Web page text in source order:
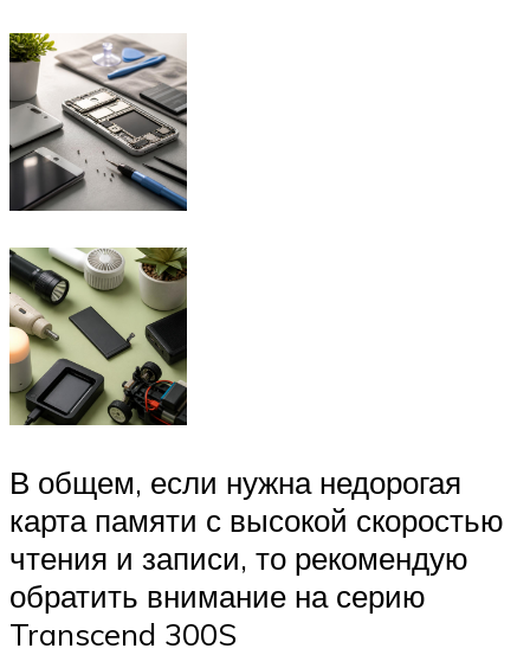
В общем, если нужна недорогая
карта памяти с высокой скоростью
чтения и записи, то рекомендую
обратить внимание на серию
Transcend 300S